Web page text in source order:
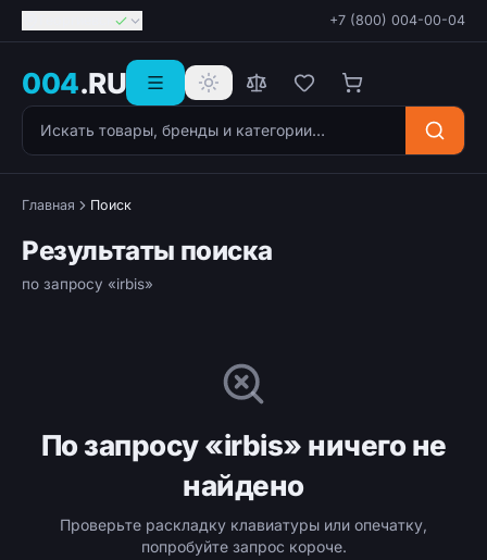
+7 (800) 004-00-04
004.RU
Поиск товаров
Главная Поиск
Результаты поиска
по запросу «irbis»
По запросу «irbis» ничего не
найдено
Проверьте раскладку клавиатуры или опечатку,
попробуйте запрос короче.